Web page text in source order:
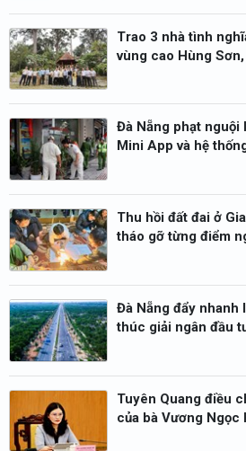
Trao 3 nhà tình
vùng cao Hùng
Đà Nẵng phạt nguội
Mini App và hệ
Thu hồi đất đai ở
tháo gỡ từng điểm
Đà Nẵng đẩy nhanh
thúc giải ngân đầu
Tuyên Quang điều
của bà Vương Ngọc